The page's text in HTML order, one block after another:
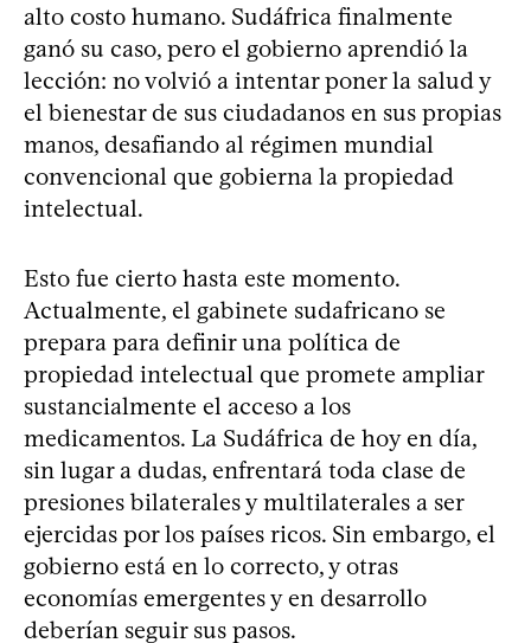
alto costo humano. Sudáfrica finalmente
ganó su caso, pero el gobierno aprendió la
lección: no volvió a intentar poner la salud y
el bienestar de sus ciudadanos en sus propias
manos, desafiando al régimen mundial
convencional que gobierna la propiedad
intelectual.
Esto fue cierto hasta este momento.
Actualmente, el gabinete sudafricano se
prepara para definir una política de
propiedad intelectual que promete ampliar
sustancialmente el acceso a los
medicamentos. La Sudáfrica de hoy en día,
sin lugar a dudas, enfrentará toda clase de
presiones bilaterales y multilaterales a ser
ejercidas por los países ricos. Sin embargo, el
gobierno está en lo correcto, y otras
economías emergentes y en desarrollo
deberían seguir sus pasos.